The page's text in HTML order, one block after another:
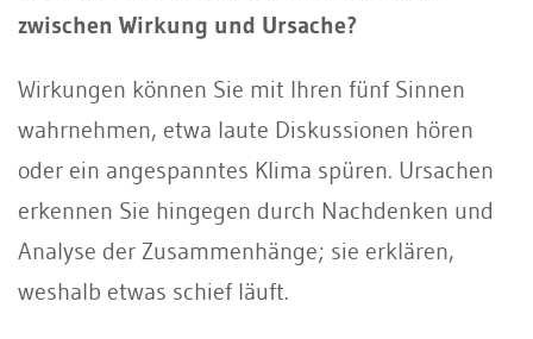
zwischen Wirkung und Ursache?
Wirkungen können Sie mit Ihren fünf Sinnen
wahrnehmen, etwa laute Diskussionen hören
oder ein angespanntes Klima spüren. Ursachen
erkennen Sie hingegen durch Nachdenken und
Analyse der Zusammenhänge; sie erklären,
weshalb etwas schief läuft.